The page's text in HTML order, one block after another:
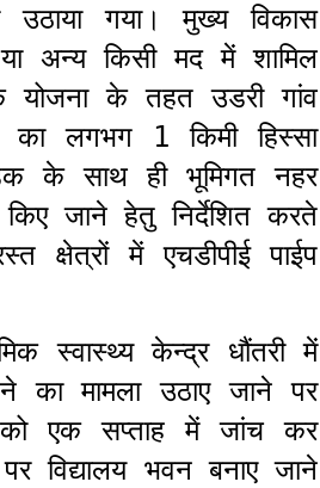
गया। मुख्य विकास
अन्य किसी मद में शामिल
योजना के तहत उडरी गांव
लगभग 1 किमी हिस्सा
के साथ ही भूमिगत नहर
जाने हेतु निर्देशित करते
क्षेत्रों में एचडीपीई पाईप
स्वास्थ्य केन्द्र धौंतरी में
का मामला उठाए जाने पर
को एक सप्ताह में जांच कर
विद्यालय भवन बनाए जाने